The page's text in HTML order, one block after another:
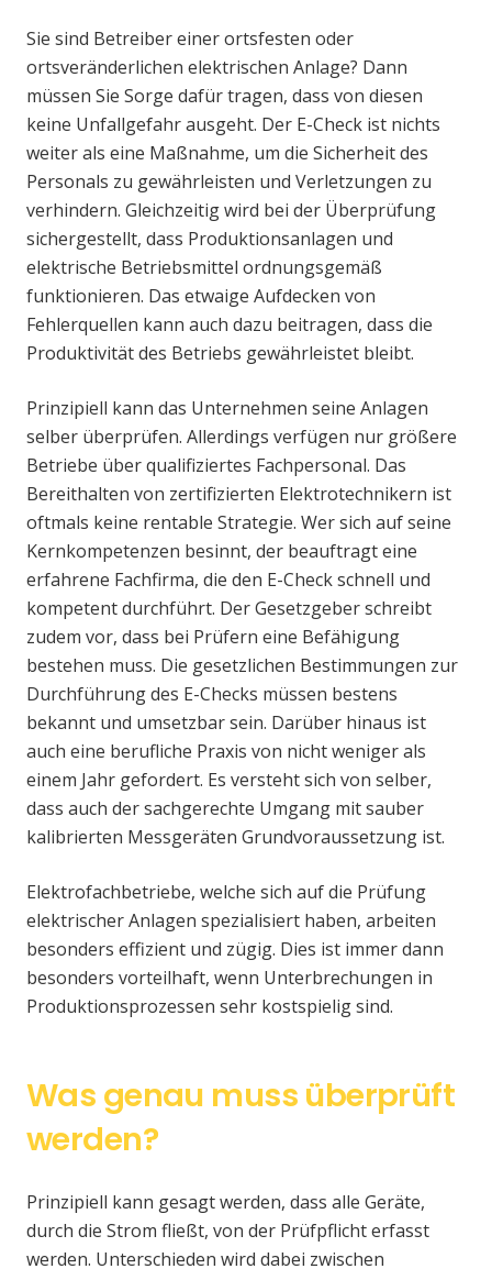
Sie sind Betreiber einer ortsfesten oder
ortsveränderlichen elektrischen Anlage? Dann
müssen Sie Sorge dafür tragen, dass von diesen
keine Unfallgefahr ausgeht. Der E-Check ist nichts
weiter als eine Maßnahme, um die Sicherheit des
Personals zu gewährleisten und Verletzungen zu
verhindern. Gleichzeitig wird bei der Überprüfung
sichergestellt, dass Produktionsanlagen und
elektrische Betriebsmittel ordnungsgemäß
funktionieren. Das etwaige Aufdecken von
Fehlerquellen kann auch dazu beitragen, dass die
Produktivität des Betriebs gewährleistet bleibt.
Prinzipiell kann das Unternehmen seine Anlagen
selber überprüfen. Allerdings verfügen nur größere
Betriebe über qualifiziertes Fachpersonal. Das
Bereithalten von zertifizierten Elektrotechnikern ist
oftmals keine rentable Strategie. Wer sich auf seine
Kernkompetenzen besinnt, der beauftragt eine
erfahrene Fachfirma, die den E-Check schnell und
kompetent durchführt. Der Gesetzgeber schreibt
zudem vor, dass bei Prüfern eine Befähigung
bestehen muss. Die gesetzlichen Bestimmungen zur
Durchführung des E-Checks müssen bestens
bekannt und umsetzbar sein. Darüber hinaus ist
auch eine berufliche Praxis von nicht weniger als
einem Jahr gefordert. Es versteht sich von selber,
dass auch der sachgerechte Umgang mit sauber
kalibrierten Messgeräten Grundvoraussetzung ist.
Elektrofachbetriebe, welche sich auf die Prüfung
elektrischer Anlagen spezialisiert haben, arbeiten
besonders effizient und zügig. Dies ist immer dann
besonders vorteilhaft, wenn Unterbrechungen in
Produktionsprozessen sehr kostspielig sind.
Was genau muss überprüft
werden?
Prinzipiell kann gesagt werden, dass alle Geräte,
durch die Strom fließt, von der Prüfpflicht erfasst
werden. Unterschieden wird dabei zwischen